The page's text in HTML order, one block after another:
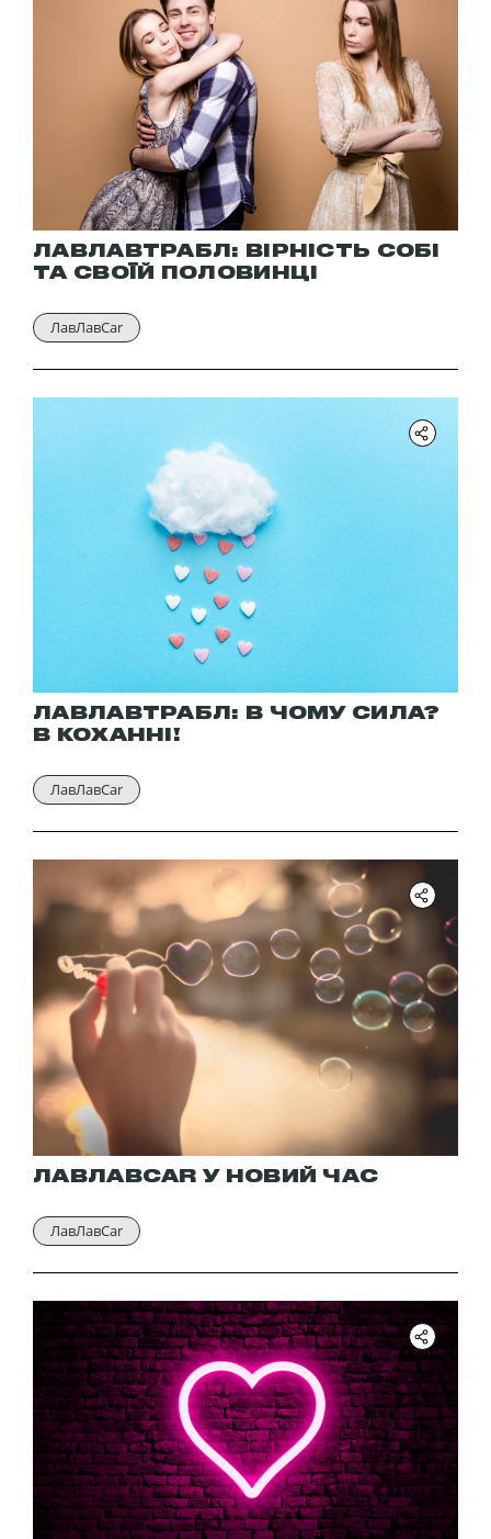
ЛАВЛАВТРАБЛ: ВІРНІСТЬ СОБІ
ТА СВОЇЙ ПОЛОВИНЦІ
ЛавЛавCar
ЛАВЛАВТРАБЛ: В ЧОМУ СИЛА?
В КОХАННІ!
ЛавЛавCar
ЛАВЛАВCAR У НОВИЙ ЧАС
ЛавЛавCar